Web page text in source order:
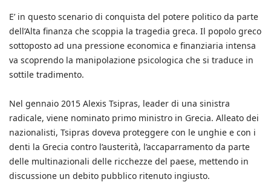
E’ in questo scenario di conquista del potere politico da parte
dell’Alta finanza che scoppia la tragedia greca. Il popolo greco
sottoposto ad una pressione economica e finanziaria intensa
va scoprendo la manipolazione psicologica che si traduce in
sottile tradimento.
Nel gennaio 2015 Alexis Tsipras, leader di una sinistra
radicale, viene nominato primo ministro in Grecia. Alleato dei
nazionalisti, Tsipras doveva proteggere con le unghie e con i
denti la Grecia contro l’austerità, l’accaparramento da parte
delle multinazionali delle ricchezze del paese, mettendo in
discussione un debito pubblico ritenuto ingiusto.